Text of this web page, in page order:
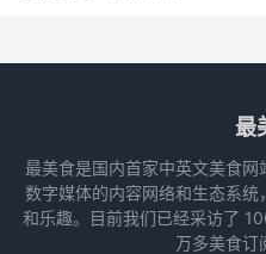
最
最美食是国内首家中英文美食
数字媒体的内容网络和生态系
和乐趣。目前我们已经采访了
万多美食订